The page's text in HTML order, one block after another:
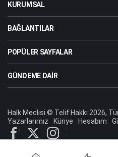
KURUMSAL
BAĞLANTILAR
POPÜLER SAYFALAR
GÜNDEME DAIR
Halk Meclisi © Telif Hakkı 2026,
Yazarlarımız
Künye Hesabım